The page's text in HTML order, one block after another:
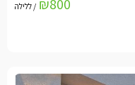
₪800 / ללילה